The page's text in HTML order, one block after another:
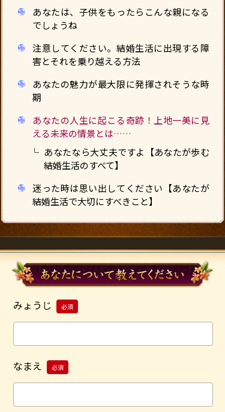
あなたは、子供をもったらこんな親になる
でしょうね
注意してください。結婚生活に出現する障
害とそれを乗り越える方法
あなたの魅力が最大限に発揮されそうな時
期
あなたの人生に起こる奇跡！上地一美に見
える未来の情景とは……
あなたなら大丈夫ですよ【あなたが歩む
結婚生活のすべて】
迷った時は思い出してください【あなたが
結婚生活で大切にすべきこと】
みょうじ 必須
なまえ 必須